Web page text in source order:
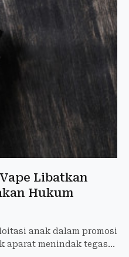
Libatkan
Hukum
anak dalam promosi
aparat menindak tegas